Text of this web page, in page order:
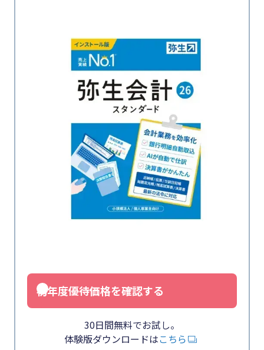
顧客獲得・売上アップ
人材（採用・育成・定着）
事業成長・経営力アップ
経営ノウハウ＆トレンド
弥生の製品・サービス
#インボイス制度
#電子帳簿保存法
初年度優待価格を確認する
30日間無料でお試し。
体験版ダウンロードはこちら